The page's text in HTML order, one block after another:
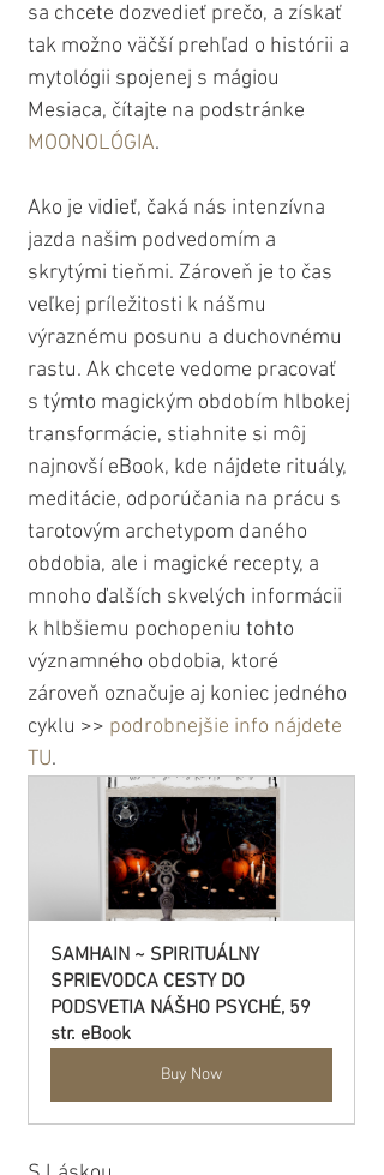
sa chcete dozvedieť prečo, a získať
tak možno väčší prehľad o histórii a
mytológii spojenej s mágiou
Mesiaca, čítajte na podstránke
MOONOLÓGIA.
Ako je vidieť, čaká nás intenzívna
jazda našim podvedomím a
skrytými tieňmi. Zároveň je to čas
veľkej príležitosti k nášmu
výraznému posunu a duchovnému
rastu. Ak chcete vedome pracovať
s týmto magickým obdobím hlbokej
transformácie, stiahnite si môj
najnovší eBook, kde nájdete rituály,
meditácie, odporúčania na prácu s
tarotovým archetypom daného
obdobia, ale i magické recepty, a
mnoho ďalších skvelých informácii
k hlbšiemu pochopeniu tohto
významného obdobia, ktoré
zároveň označuje aj koniec jedného
cyklu >> podrobnejšie info nájdete
TU.
SAMHAIN ~ SPIRITUÁLNY
SPRIEVODCA CESTY DO
PODSVETIA NÁŠHO PSYCHÉ, 59
str. eBook
Buy Now